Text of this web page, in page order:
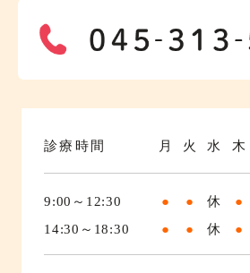
診療時間 月 火 水 木
9:00～12:30 ● ● 休 ●
14:30～18:30
● ● 休 ●